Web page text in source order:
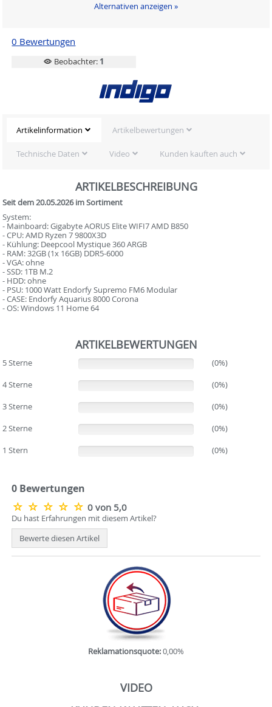
Alternativen anzeigen »
0 Bewertungen
Beobachter: 1
Artikelinformation Artikelbewertungen
Technische Daten Video Kunden kauften auch
ARTIKELBESCHREIBUNG
Seit dem 20.05.2026 im Sortiment
System:
- Mainboard: Gigabyte AORUS Elite WIFI7 AMD B850
- CPU: AMD Ryzen 7 9800X3D
- Kühlung: Deepcool Mystique 360 ARGB
- RAM: 32GB (1x 16GB) DDR5-6000
- VGA: ohne
- SSD: 1TB M.2
- HDD: ohne
- PSU: 1000 Watt Endorfy Supremo FM6 Modular
- CASE: Endorfy Aquarius 8000 Corona
- OS: Windows 11 Home 64
ARTIKELBEWERTUNGEN
5 Sterne
(0%)
4 Sterne
(0%)
3 Sterne
(0%)
2 Sterne
(0%)
1 Stern
(0%)
0 Bewertungen
0 von 5,0
Du hast Erfahrungen mit diesem Artikel?
Bewerte diesen Artikel
Reklamationsquote:0,00%
VIDEO